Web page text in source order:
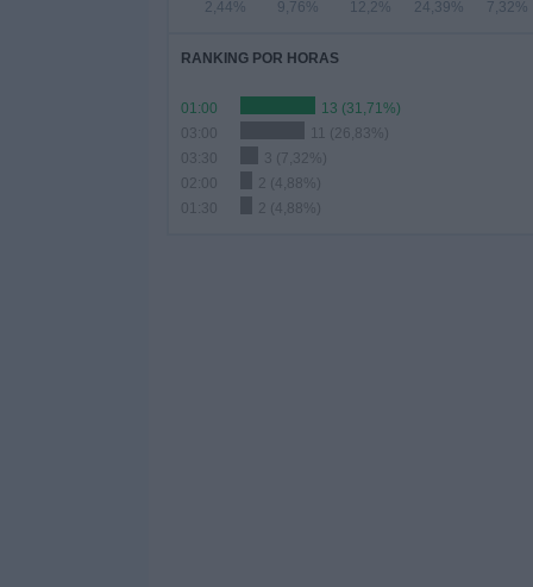
2,44% 9,76% 12,2% 24,39% 7,32%
RANKING POR HORAS
01:00
13 (31,71%)
03:00
11 (26,83%)
03:30
3 (7,32%)
02:00
2 (4,88%)
01:30
2 (4,88%)